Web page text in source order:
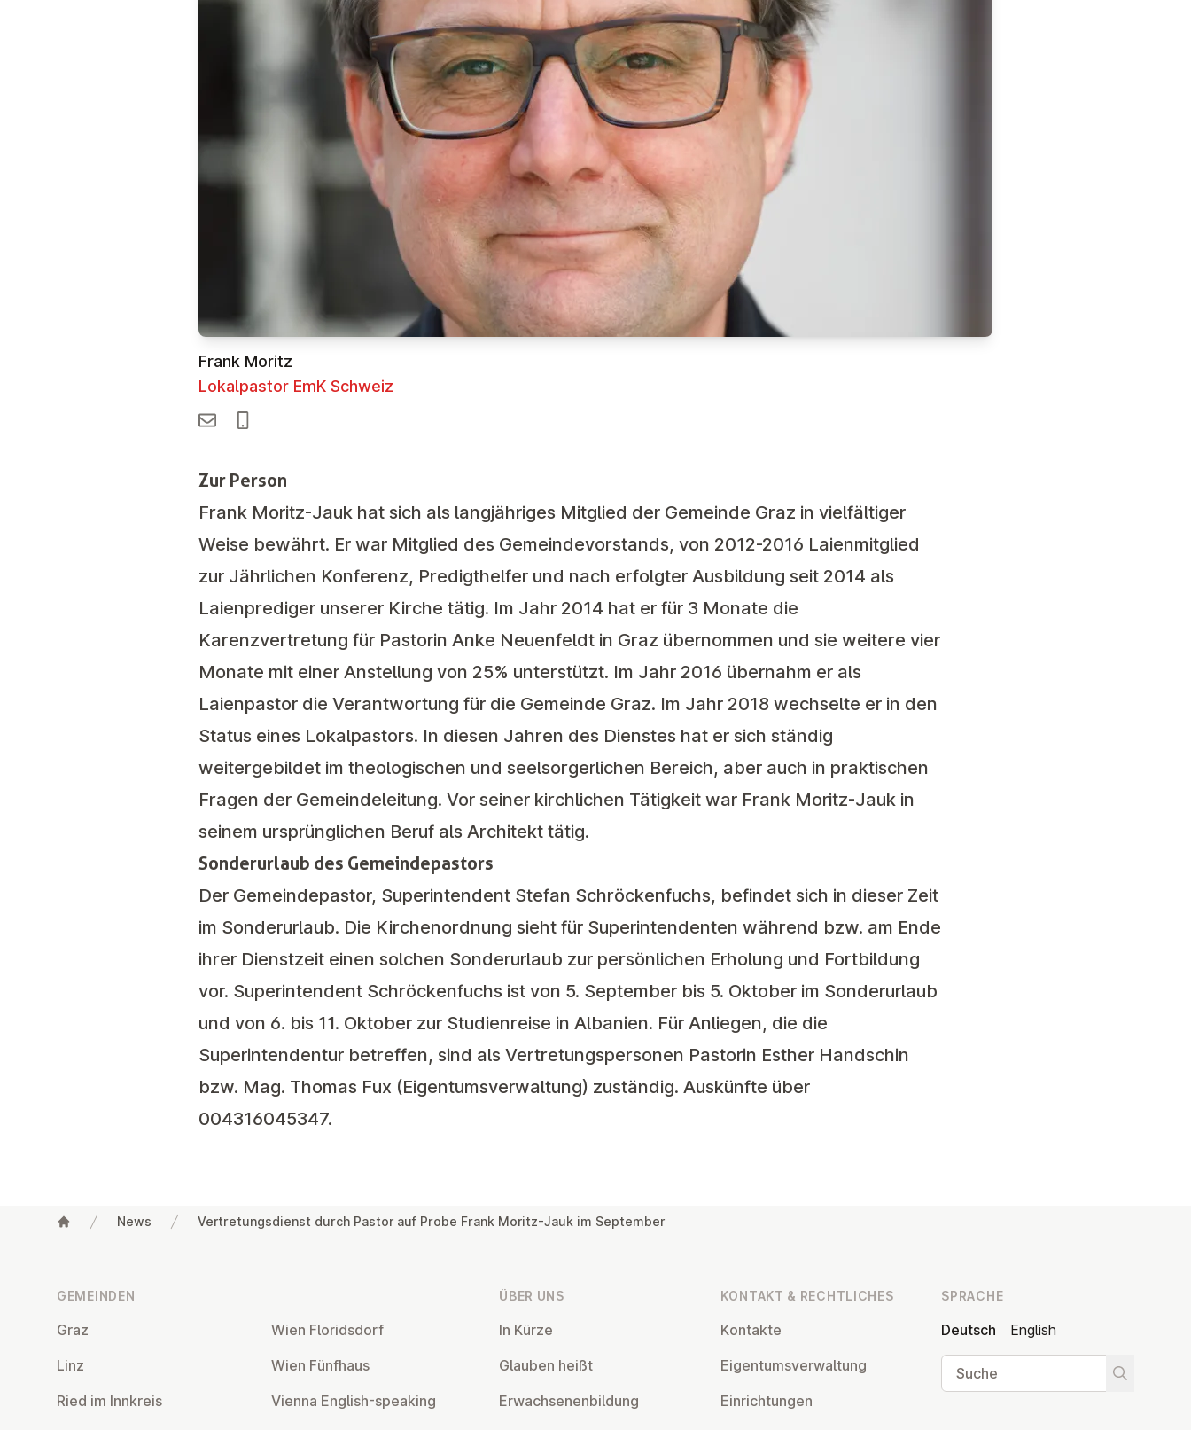
Frank Moritz
Lokalpastor EmK Schweiz
Zur Person
Frank Moritz-Jauk hat sich als langjähriges Mitglied der Gemeinde Graz in vielfältiger
Weise bewährt. Er war Mitglied des Gemeindevorstands, von 2012-2016 Laienmitglied
zur Jährlichen Konferenz, Predigthelfer und nach erfolgter Ausbildung seit 2014 als
Laienprediger unserer Kirche tätig. Im Jahr 2014 hat er für 3 Monate die
Karenzvertretung für Pastorin Anke Neuenfeldt in Graz übernommen und sie weitere vier
Monate mit einer Anstellung von 25% unterstützt. Im Jahr 2016 übernahm er als
Laienpastor die Verantwortung für die Gemeinde Graz. Im Jahr 2018 wechselte er in den
Status eines Lokalpastors. In diesen Jahren des Dienstes hat er sich ständig
weitergebildet im theologischen und seelsorgerlichen Bereich, aber auch in praktischen
Fragen der Gemeindeleitung. Vor seiner kirchlichen Tätigkeit war Frank Moritz-Jauk in
seinem ursprünglichen Beruf als Architekt tätig.
Sonderurlaub des Gemeindepastors
Der Gemeindepastor, Superintendent Stefan Schröckenfuchs, befindet sich in dieser Zeit
im Sonderurlaub. Die Kirchenordnung sieht für Superintendenten während bzw. am Ende
ihrer Dienstzeit einen solchen Sonderurlaub zur persönlichen Erholung und Fortbildung
vor. Superintendent Schröckenfuchs ist von 5. September bis 5. Oktober im Sonderurlaub
und von 6. bis 11. Oktober zur Studienreise in Albanien. Für Anliegen, die die
Superintendentur betreffen, sind als Vertretungspersonen Pastorin Esther Handschin
bzw. Mag. Thomas Fux (Eigentumsverwaltung) zuständig. Auskünfte über
004316045347.
News Vertretungsdienst durch Pastor auf Probe Frank Moritz-Jauk im September
GEMEINDEN
Graz
Linz
Ried im Innkreis
Wien Flo­rids­dorf
Wien Fünfhaus
Vienna English-speaking
ÜBER UNS
In Kürze
Glauben heißt
Er­wach­se­nen­bil­dung
KONTAKT & RECHT­LI­CHES
Kontakte
Ei­gen­tums­ver­wal­tung
Ein­rich­tun­gen
SPRACHE
Deutsch
English
Suche
Suche